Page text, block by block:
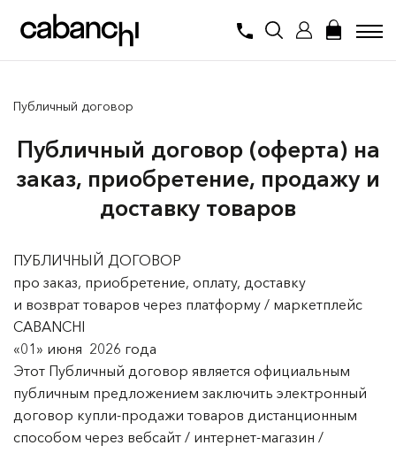
Публичный договор
Публичный договор (оферта) на
заказ, приобретение, продажу и
доставку товаров
ПУБЛИЧНЫЙ ДОГОВОР
про заказ, приобретение, оплату, доставку
и возврат товаров через платформу / маркетплейс
CABANCHI
«01» июня 2026 года
Этот Публичный договор является официальным
публичным предложением заключить электронный
договор купли-продажи товаров дистанционным
способом через вебсайт / интернет-магазин /